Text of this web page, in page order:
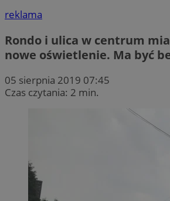
reklama
Rondo i ulica w centrum
nowe oświetlenie. Ma być
05 sierpnia 2019 07:45
Czas czytania: 2 min.